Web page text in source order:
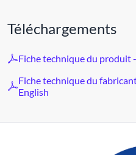
Téléchargements
Fiche technique du produit
Fiche technique du
English